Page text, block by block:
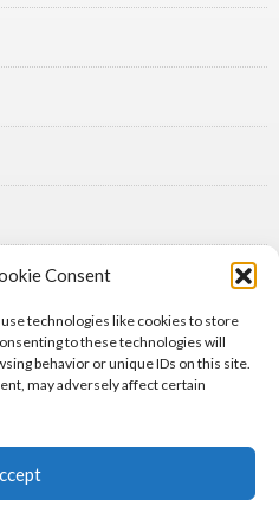
Consent
technologies like cookies to store
to these technologies will
behavior or unique IDs on this site.
may adversely affect certain
シャルル株式会社.